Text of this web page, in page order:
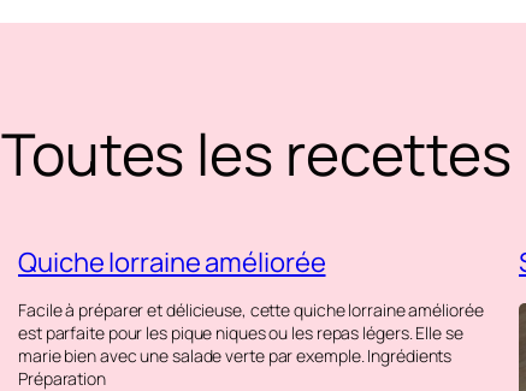
Toutes les recettes
Quiche lorraine améliorée
Facile à préparer et délicieuse, cette quiche lorraine améliorée
est parfaite pour les pique niques ou les repas légers. Elle se
marie bien avec une salade verte par exemple. Ingrédients
Préparation